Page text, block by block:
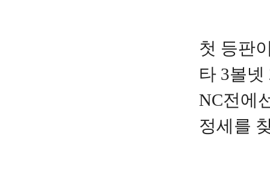
첫 등판
타 3볼
NC전에
정세를